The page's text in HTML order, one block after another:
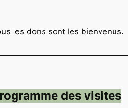
les dons sont les bienvenus.
des visites